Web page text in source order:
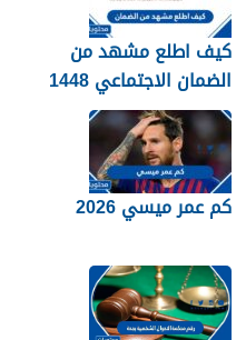
كيف اطلع مشهد من
الضمان الاجتماعي 1448
كم عمر ميسي 2026